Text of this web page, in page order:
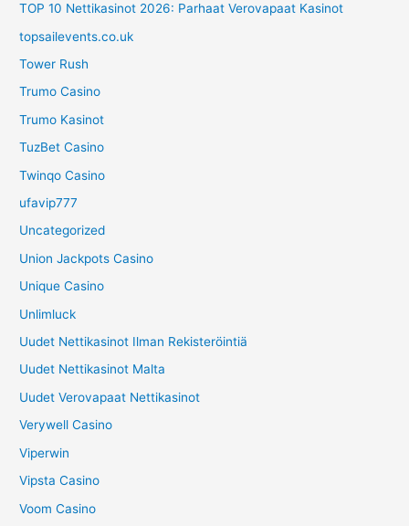
TOP 10 Nettikasinot 2026: Parhaat Verovapaat Kasinot
topsailevents.co.uk
Tower Rush
Trumo Casino
Trumo Kasinot
TuzBet Casino
Twinqo Casino
ufavip777
Uncategorized
Union Jackpots Casino
Unique Casino
Unlimluck
Uudet Nettikasinot Ilman Rekisteröintiä
Uudet Nettikasinot Malta
Uudet Verovapaat Nettikasinot
Verywell Casino
Viperwin
Vipsta Casino
Voom Casino